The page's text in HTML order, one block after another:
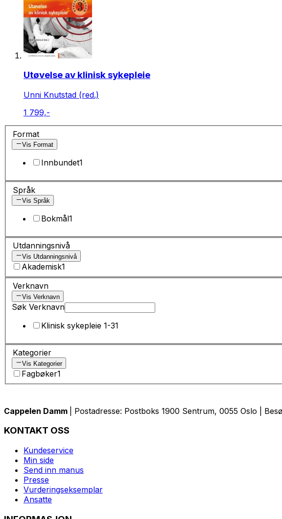
Utøvelse av klinisk sykepleie
Unni Knutstad (red.)
1 799,-
Format
Vis Format
Innbundet1
Språk
Vis Språk
Bokmål1
Utdanningsnivå
Vis Utdanningsnivå
Akademisk1
Verknavn
Vis Verknavn
Søk Verknavn
Klinisk sykepleie 1-31
Kategorier
Vis Kategorier
Fagbøker1
Cappelen Damm | Postadresse: Postboks 1900 Sentrum, 0055 Oslo |
KONTAKT OSS
Kundeservice
Min side
Send inn manus
Presse
Vurderingseksemplar
Ansatte